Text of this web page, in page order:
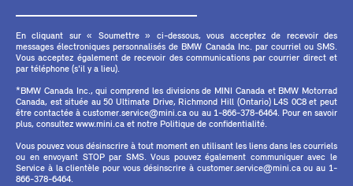
En cliquant sur « Soumettre » ci-dessous, vous acceptez de recevoir des
messages électroniques personnalisés de BMW Canada Inc. par courriel ou SMS.
Vous acceptez également de recevoir des communications par courrier direct et
par téléphone (s'il y a lieu).
*BMW Canada Inc., qui comprend les divisions de MINI Canada et BMW Motorrad
Canada, est située au 50 Ultimate Drive, Richmond Hill (Ontario) L4S 0C8 et peut
être contactée à customer.service@mini.ca ou au 1-866-378-6464. Pour en savoir
plus, consultez www.mini.ca et notre Politique de confidentialité.
Vous pouvez vous désinscrire à tout moment en utilisant les liens dans les courriels
ou en envoyant STOP par SMS. Vous pouvez également communiquer avec le
Service à la clientèle pour vous désinscrire à customer.service@mini.ca ou au 1-
866-378-6464.